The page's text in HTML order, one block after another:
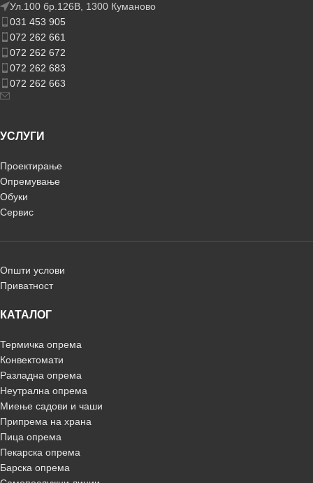
Ул.100 бр.126В, 1300 Куманово
031 453 905
072 262 661
072 262 672
072 262 683
072 262 663
УСЛУГИ
Проектирање
Опремување
Обуки
Сервис
Општи услови
Приватност
КАТАЛОГ
Термичка опрема
Конвектомати
Разладна опрема
Неутрална опрема
Миење садови и чаши
Припрема на храна
Пица опрема
Пекарска опрема
Барска опрема